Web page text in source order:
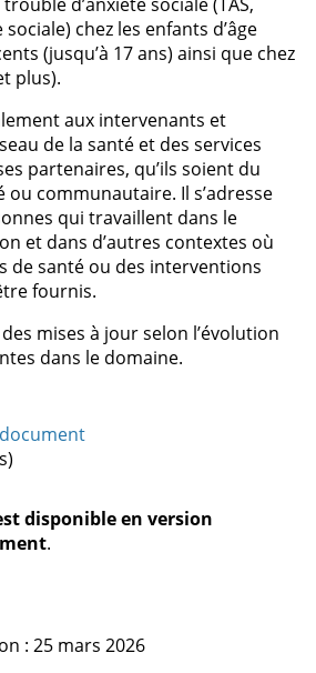
chez les enfants d’âge
(jusqu’à 17 ans) ainsi que chez
plus).
aux intervenants et
de la santé et des services
partenaires, qu’ils soient du
communautaire. Il s’adresse
qui travaillent dans le
et dans d’autres contextes où
de santé ou des interventions
fournis.
mises à jour selon l’évolution
dans le domaine.
disponible en version
.
: 25 mars 2026